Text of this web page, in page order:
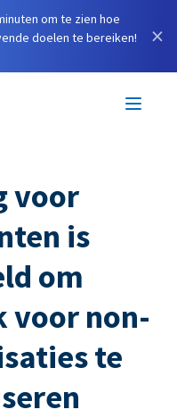
om te zien hoe
doelen te bereiken!
×
voor
is
om
voor non-
te